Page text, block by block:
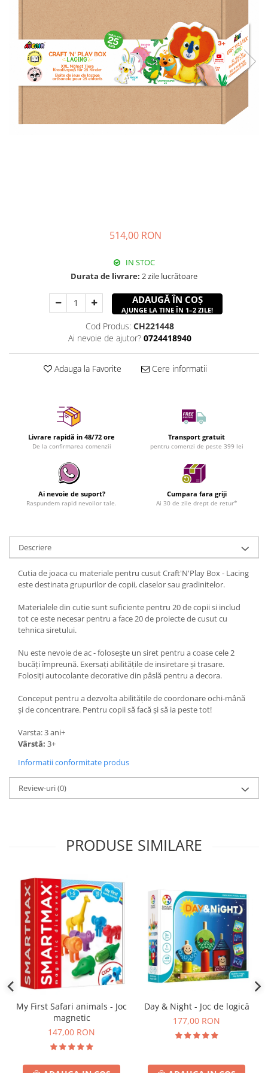
514,00 RON
IN STOC
Durata de livrare: 2 zile lucrătoare
ADAUGĂ ÎN COȘ
AJUNGE LA TINE ÎN 1–2 ZILE!
Cod Produs: CH221448
Ai nevoie de ajutor? 0724418940
Adauga la Favorite Cere informatii
Livrare rapidă in 48/72 ore
De la confirmarea comenzii
Transport gratuit
pentru comenzi de peste 399 lei
Ai nevoie de suport?
Raspundem rapid nevoilor tale.
Cumpara fara griji
Ai 30 de zile drept de retur*
Descriere
Cutia de joaca cu materiale pentru cusut Craft'N'Play Box - Lacing
este destinata grupurilor de copii, claselor sau gradinitelor.
Materialele din cutie sunt suficiente pentru 20 de copii si includ
tot ce este necesar pentru a face 20 de proiecte de cusut cu
tehnica siretului.
Nu este nevoie de ac - folosește un siret pentru a coase cele 2
bucăți împreună. Exersați abilitățile de insiretare și trasare.
Folosiți autocolante decorative din pâslă pentru a decora.
Conceput pentru a dezvolta abilitățile de coordonare ochi-mână
și de concentrare. Pentru copii să facă și să ia peste tot!
Varsta: 3 ani+
Vârstă: 3+
Informatii conformitate produs
Review-uri(0)
PRODUSE SIMILARE
My First Safari animals - Joc
magnetic
147,00 RON
Day & Night - Joc de logică
177,00 RON